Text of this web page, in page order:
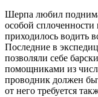
Шерпа любил
особой сплоченности
приходилось водить
Последние в
позволяли себе
помощниками из
проводник должен
от него требуется